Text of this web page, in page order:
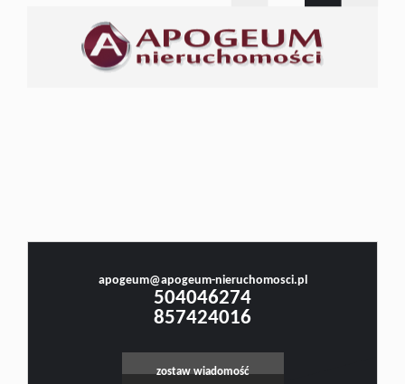
apogeum@apogeum-nieruchomosci.pl
504046274
857424016
zostaw wiadomość